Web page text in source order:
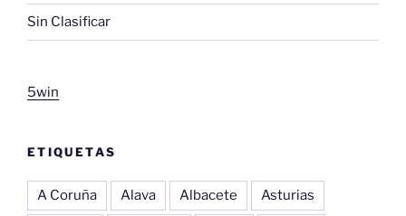
Sin Clasificar
5win
ETIQUETAS
A Coruña Alava Albacete Asturias